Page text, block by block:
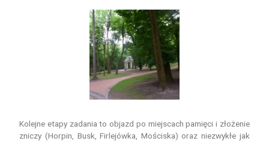
Kolejne etapy zadania to objazd po miejscach pamięci i złożenie
zniczy (Horpin, Busk, Firlejówka, Mościska) oraz niezwykłe jak